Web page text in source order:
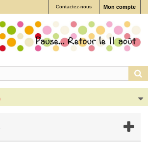
Mon compte
Contactez-nous